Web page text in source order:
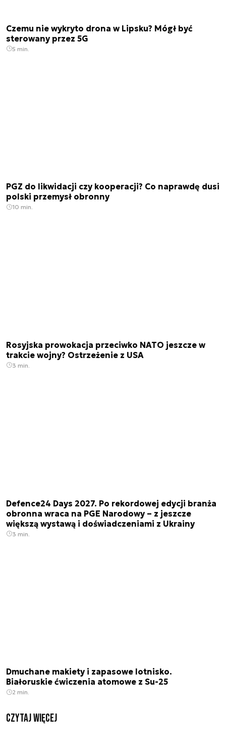
Czemu nie wykryto drona w Lipsku? Mógł być
sterowany przez 5G
5 min.
PGZ do likwidacji czy kooperacji? Co naprawdę dusi
polski przemysł obronny
10 min.
Rosyjska prowokacja przeciwko NATO jeszcze w
trakcie wojny? Ostrzeżenie z USA
3 min.
Defence24 Days 2027. Po rekordowej edycji branża
obronna wraca na PGE Narodowy – z jeszcze
większą wystawą i doświadczeniami z Ukrainy
3 min.
Dmuchane makiety i zapasowe lotnisko.
Białoruskie ćwiczenia atomowe z Su-25
2 min.
czytaj więcej